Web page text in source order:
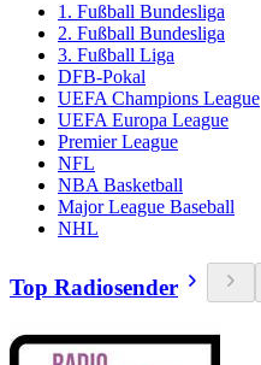
1. Fußball Bundesliga
2. Fußball Bundesliga
3. Fußball Liga
DFB-Pokal
UEFA Champions League
UEFA Europa League
Premier League
NFL
NBA Basketball
Major League Baseball
NHL
Top Radiosender